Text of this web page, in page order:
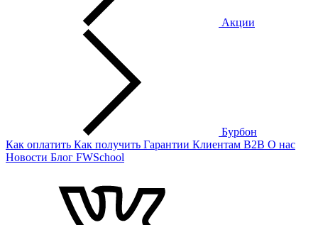
Акции
Бурбон
Как оплатить Как получить Гарантии Клиентам B2B О нас
Новости Блог FWSchool